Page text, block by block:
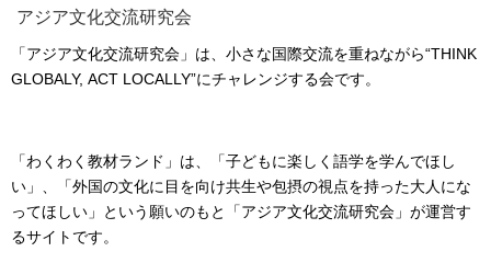
アジア文化交流研究会
「アジア文化交流研究会」は、小さな国際交流を重ねながら“THINK
GLOBALY, ACT LOCALLY”にチャレンジする会です。
「わくわく教材ランド」は、「子どもに楽しく語学を学んでほし
い」、「外国の文化に目を向け共生や包摂の視点を持った大人にな
ってほしい」という願いのもと「アジア文化交流研究会」が運営す
るサイトです。